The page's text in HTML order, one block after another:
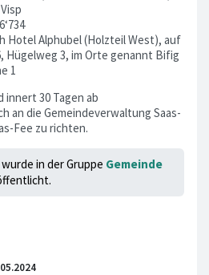
Hotel Alphubel (Holzteil West), auf
Hügelweg 3, im Orte genannt Bifig
1
innert 30 Tagen ab
an die Gemeindeverwaltung Saas-
Fee zu richten.
in der Gruppe Gemeinde